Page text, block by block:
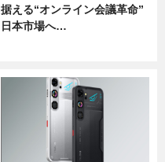
据える“オンライン会議革命”
日本市場へ…